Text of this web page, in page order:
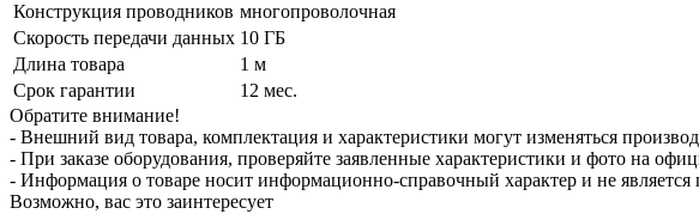
Конструкция проводников многопроволочная
Скорость передачи данных 10 ГБ
Длина товара
1 м
Срок гарантии
12 мес.
Обратите внимание!
- Внешний вид товара, комплектация и характеристики могут изменяться
- При заказе оборудования, проверяйте заявленные характеристики и фото на
- Информация о товаре носит информационно-справочный характер и не
Возможно, вас это заинтересует